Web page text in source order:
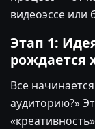
видеоэссе или
Этап 1:
рождается
Все
аудиторию?»